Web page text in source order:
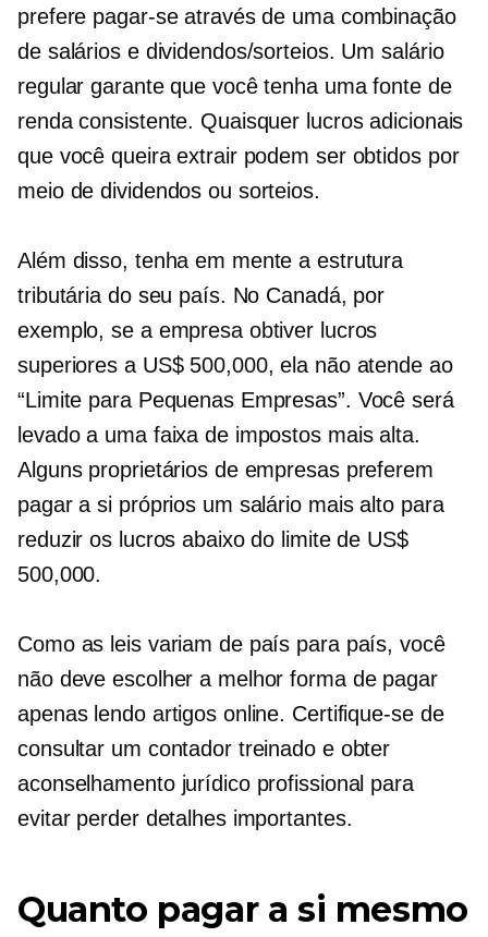
prefere pagar-se através de uma combinação
de salários e dividendos/sorteios. Um salário
regular garante que você tenha uma fonte de
renda consistente. Quaisquer lucros adicionais
que você queira extrair podem ser obtidos por
meio de dividendos ou sorteios.
Além disso, tenha em mente a estrutura
tributária do seu país. No Canadá, por
exemplo, se a empresa obtiver lucros
superiores a US$ 500,000, ela não atende ao
“Limite para Pequenas Empresas”. Você será
levado a uma faixa de impostos mais alta.
Alguns proprietários de empresas preferem
pagar a si próprios um salário mais alto para
reduzir os lucros abaixo do limite de US$
500,000.
Como as leis variam de país para país, você
não deve escolher a melhor forma de pagar
apenas lendo artigos online. Certifique-se de
consultar um contador treinado e obter
aconselhamento jurídico profissional para
evitar perder detalhes importantes.
Quanto pagar a si mesmo